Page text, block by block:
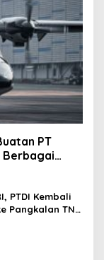
PT
Berbagai
PTDI Kembali
Pangkalan TNI